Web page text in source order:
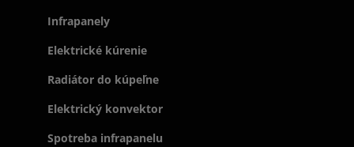
Infrapanely
Elektrické kúrenie
Radiátor do kúpeľne
Elektrický konvektor
Spotreba infrapanelu